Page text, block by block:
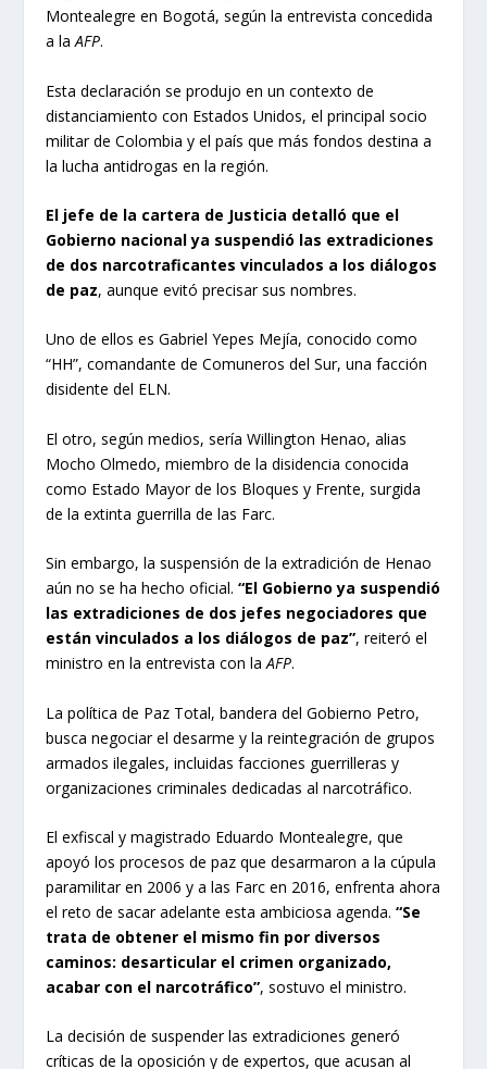
Montealegre en Bogotá, según la entrevista concedida
a laAFP.
Esta declaración se produjo en un contexto de
distanciamiento con Estados Unidos, el principal socio
militar de Colombia y el país que más fondos destina a
la lucha antidrogas en la región.
El jefe de la cartera de Justicia detalló que el
Gobierno nacional ya suspendió las extradiciones
de dos narcotraficantes vinculados a los diálogos
de paz, aunque evitó precisar sus nombres.
Uno de ellos es Gabriel Yepes Mejía, conocido como
“HH”, comandante de Comuneros del Sur, una facción
disidente del ELN.
El otro, según medios, sería Willington Henao, alias
Mocho Olmedo, miembro de la disidencia conocida
como Estado Mayor de los Bloques y Frente, surgida
de la extinta guerrilla de las Farc.
Sin embargo, la suspensión de la extradición de Henao
aún no se ha hecho oficial.“El Gobierno ya suspendió
las extradiciones de dos jefes negociadores que
están vinculados a los diálogos de paz”, reiteró el
ministro en la entrevista con laAFP.
La política de Paz Total, bandera del Gobierno Petro,
busca negociar el desarme y la reintegración de grupos
armados ilegales, incluidas facciones guerrilleras y
organizaciones criminales dedicadas al narcotráfico.
El exfiscal y magistrado Eduardo Montealegre, que
apoyó los procesos de paz que desarmaron a la cúpula
paramilitar en 2006 y a las Farc en 2016, enfrenta ahora
el reto de sacar adelante esta ambiciosa agenda. “Se
trata de obtener el mismo fin por diversos
caminos: desarticular el crimen organizado,
acabar con el narcotráfico”, sostuvo el ministro.
La decisión de suspender las extradiciones generó
críticas de la oposición y de expertos, que acusan al